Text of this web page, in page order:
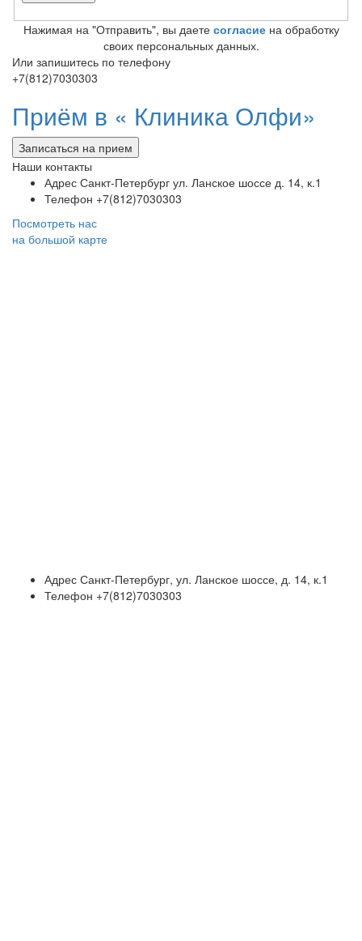
Нажимая на "Отправить", вы даете согласиена обработку
своих персональных данных.
Или запишитесь по телефону
+7(812)7030303
Приём в « Клиника Олфи»
Записаться на прием
Наши контакты
Адрес Санкт-Петербург ул. Ланское шоссе д. 14, к.1
Телефон +7(812)7030303
Посмотреть нас
на большой карте
Адрес Санкт-Петербург, ул. Ланское шоссе, д. 14, к.1
Телефон +7(812)7030303